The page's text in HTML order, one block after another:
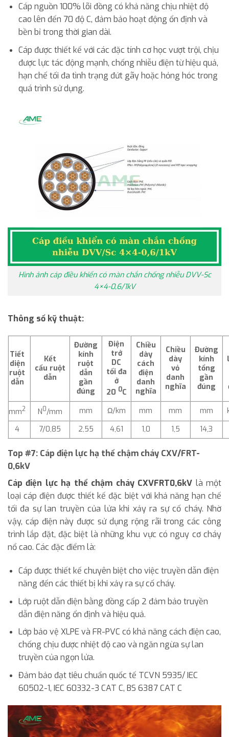
Cáp nguồn 100% lõi đồng có khả năng chịu nhiệt độ
cao lên đến 70 độ C, đảm bảo hoạt động ổn định và
bền bỉ trong thời gian dài.
Cáp được thiết kế với các đặc tính cơ học vượt trội, chịu
được lực tác động mạnh, chống nhiễu điện từ hiệu quả,
hạn chế tối đa tình trạng đứt gãy hoặc hỏng hóc trong
quá trình sử dụng.
Hình ảnh cáp điều khiển có màn chắn chống nhiễu DVV-Sc
4×4-0,6/1kV
Thông số kỹ thuật:
Tiết
diện
ruột
dẫn
Kết
cấu ruột
dẫn
Đường
kính
ruột
dẫn
gần
đúng
Điện
trở
DC
tối đa
ở
20 0C
Chiều
dày
cách
điện
danh
nghĩa
Chiều
dày
vỏ
danh
nghĩa
Đường
kính
tổng
gần
đúng
mm2 N0/mm mm Ω/km mm mm mm
4
7/0,85 2,55 4,61 1,0 1,5 14,3
Top #7: Cáp điện lực hạ thế chậm cháy CXV/FRT-
0,6kV
Cáp điện lực hạ thế chậm cháy CXVFRT0,6kV là một
loại cáp điện được thiết kế đặc biệt với khả năng hạn chế
tối đa sự lan truyền của lửa khi xảy ra sự cố cháy. Nhờ
vậy, cáp điện này được sử dụng rộng rãi trong các công
trình lắp đặt, đặc biệt là những khu vực có nguy cơ cháy
nổ cao. Các đặc điểm là:
Cáp được thiết kế chuyên biệt cho việc truyền dẫn điện
năng đến các thiết bị khi xảy ra sự cố cháy.
Lớp ruột dẫn điện bằng đồng cấp 2 đảm bảo truyền
dẫn điện năng ổn định và hiệu quả.
Lớp bảo vệ XLPE và FR-PVC có khả năng cách điện cao,
chống chịu được nhiệt độ cao và ngăn ngừa sự lan
truyền của ngọn lửa.
Đảm bảo đạt tiêu chuẩn quốc tế TCVN 5935/ IEC
60502-1, IEC 60332-3 CAT C, BS 6387 CAT C